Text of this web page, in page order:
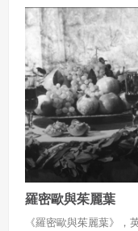
Trouper》、《
Music》、《The
超過2千萬人欣賞。
「，用於驚嘆，相當於
奮等情感。 故事圍繞
（Donna）展開，蘇菲
她不知道被自己偷偷邀
自己的親生父親。
羅密歐與茱麗葉
《羅密歐與茱麗葉》
使
使
緣會員有意願吉
系統表示您同意
一、定義條款
授權內容：係指吉
經授權使用而置放
衍生著作：係指就